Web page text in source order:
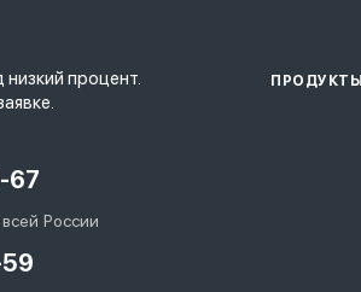
процент.
67
России
ПРОДУКТЫ